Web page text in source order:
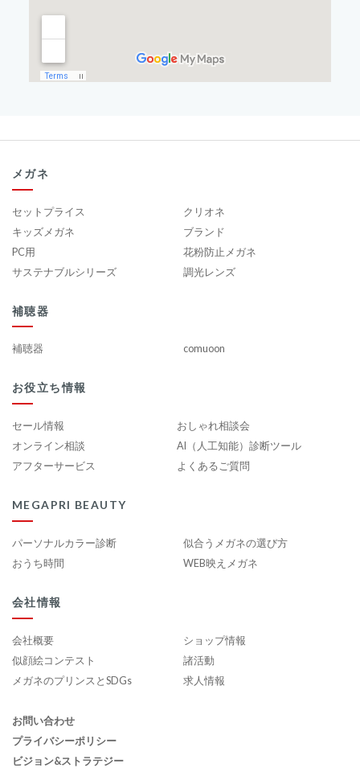
メガネ
セットプライス
クリオネ
キッズメガネ
ブランド
PC用
花粉防止メガネ
サステナブルシリーズ
調光レンズ
補聴器
補聴器 comuoon
お役立ち情報
セール情報
おしゃれ相談会
オンライン相談
AI（人工知能）診断ツール
アフターサービス
よくあるご質問
MEGAPRI BEAUTY
パーソナルカラー診断
似合うメガネの選び方
おうち時間
WEB映えメガネ
会社情報
会社概要
ショップ情報
似顔絵コンテスト
諸活動
メガネのプリンスとSDGs
求人情報
お問い合わせ
プライバシーポリシー
ビジョン&ストラテジー